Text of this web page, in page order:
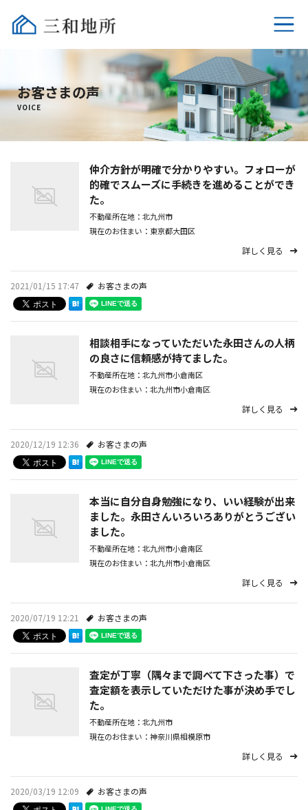
不動産売却
選ばれる理由
会社概要
代表あいさつ
プライバシーポリシー
トピックス
お客さまの声
お客さまの声
VOICE
仲介方針が明確で分かりやすい。フォローが
的確でスムーズに手続きを進めることができ
た。
不動産所在地：北九州市
現在のお住まい：東京都大田区
詳しく見る
2021/01/15 17:47 お客さまの声
相談相手になっていただいた永田さんの人柄
の良さに信頼感が持てました。
不動産所在地：北九州市小倉南区
現在のお住まい：北九州市小倉南区
詳しく見る
2020/12/19 12:36 お客さまの声
本当に自分自身勉強になり、いい経験が出来
ました。永田さんいろいろありがとうござい
ました。
不動産所在地：北九州市小倉南区
現在のお住まい：北九州市小倉南区
詳しく見る
2020/07/19 12:21 お客さまの声
査定が丁寧（隅々まで調べて下さった事）で
査定額を表示していただけた事が決め手でし
た。
不動産所在地：北九州市
現在のお住まい：神奈川県相模原市
詳しく見る
2020/03/19 12:09 お客さまの声